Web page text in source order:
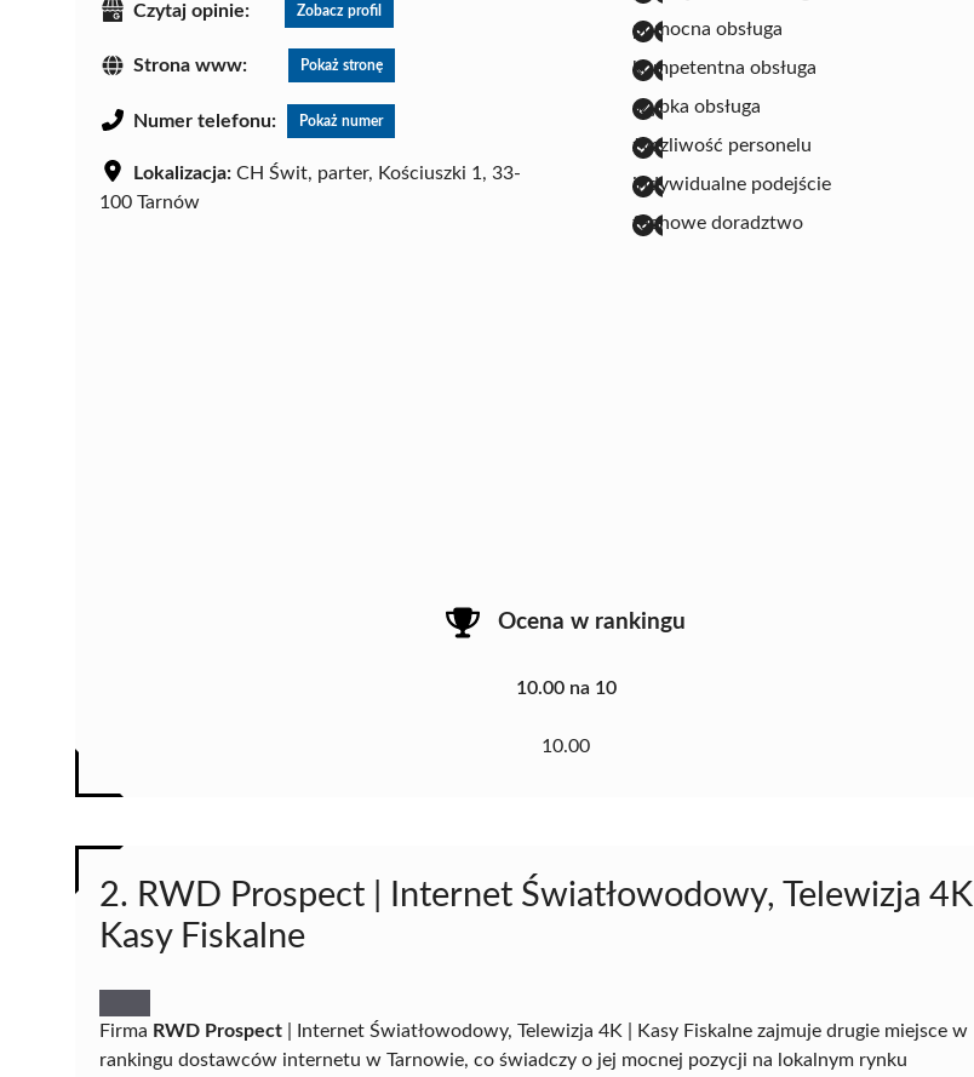
Czytaj opinie: Zobacz profil
Strona www: Pokaż stronę
Numer telefonu: Pokaż numer
Lokalizacja: CH Świt, parter, Kościuszki 1, 33-
100 Tarnów
pomocna obsługa
kompetentna obsługa
szybka obsługa
życzliwość personelu
indywidualne podejście
fachowe doradztwo
Ocena w rankingu
10.00 na 10
10.00
2. RWD Prospect | Internet Światłowodowy, Telewizja 4K |
Kasy Fiskalne
Firma RWD Prospect | Internet Światłowodowy, Telewizja 4K | Kasy Fiskalne zajmuje drugie miejsce w
rankingu dostawców internetu w Tarnowie, co świadczy o jej mocnej pozycji na lokalnym rynku